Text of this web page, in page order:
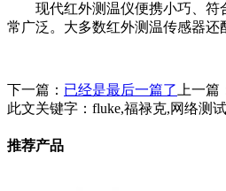
现代红外测温仪便携小巧、
常广泛。大多数红外测温传感器还
下一篇： 已经是最后一篇了 上一篇
此文关键字： fluke,福禄克,网络测
推荐产品